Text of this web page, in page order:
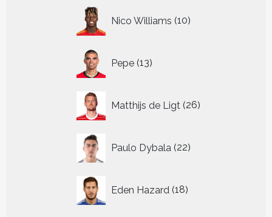
Nico Williams 10
producten
Pepe 13
producten
Matthijs de Ligt 26
producten
Paulo Dybala 22
producten
Eden Hazard 18
producten